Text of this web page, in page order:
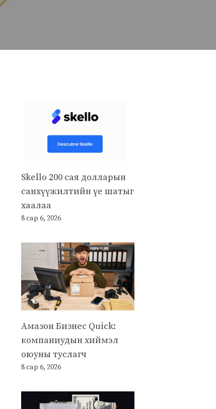
Skello 200 сая долларын
санхүүжилтийн үе шатыг
хаалаа
8 сар 6, 2026
Амазон Бизнес Quick:
компаниудын хиймэл
оюуны туслагч
8 сар 6, 2026